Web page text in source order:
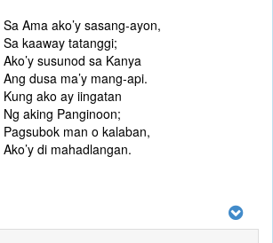
Sa Ama ako’y sasang-ayon,
Sa kaaway tatanggi;
Ako’y susunod sa Kanya
Ang dusa ma’y mang-api.
Kung ako ay iingatan
Ng aking Panginoon;
Pagsubok man o kalaban,
Ako’y di mahadlangan.